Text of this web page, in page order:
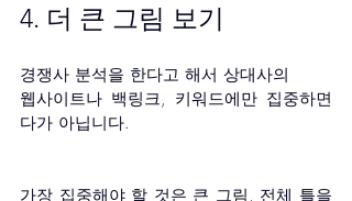
4. 더 큰 그림 보기
경쟁사 분석을 한다고 해서 상대사의
웹사이트나 백링크, 키워드에만 집중하면
다가 아닙니다.
가장 집중해야 할 것은 큰 그림, 전체 틀을